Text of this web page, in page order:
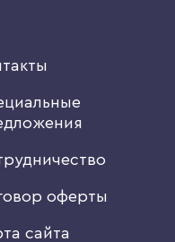
оферты
сайта